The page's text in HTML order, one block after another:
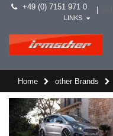
+49 (0) 7151 971 0
LINKS
Home other Brands